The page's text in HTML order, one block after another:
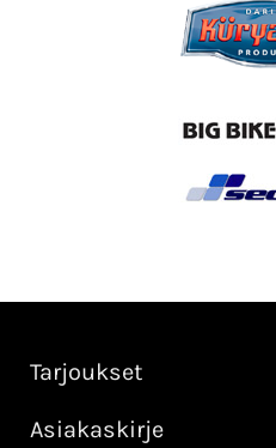
Tarjoukset
Asiakaskirje